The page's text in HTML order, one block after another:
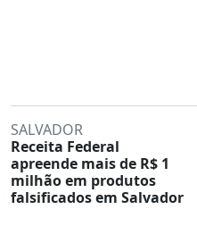
SALVADOR
Receita Federal
apreende mais de R$ 1
milhão em produtos
falsificados em Salvador